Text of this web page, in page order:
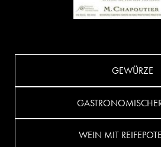
GEWÜRZE
WEIN MIT